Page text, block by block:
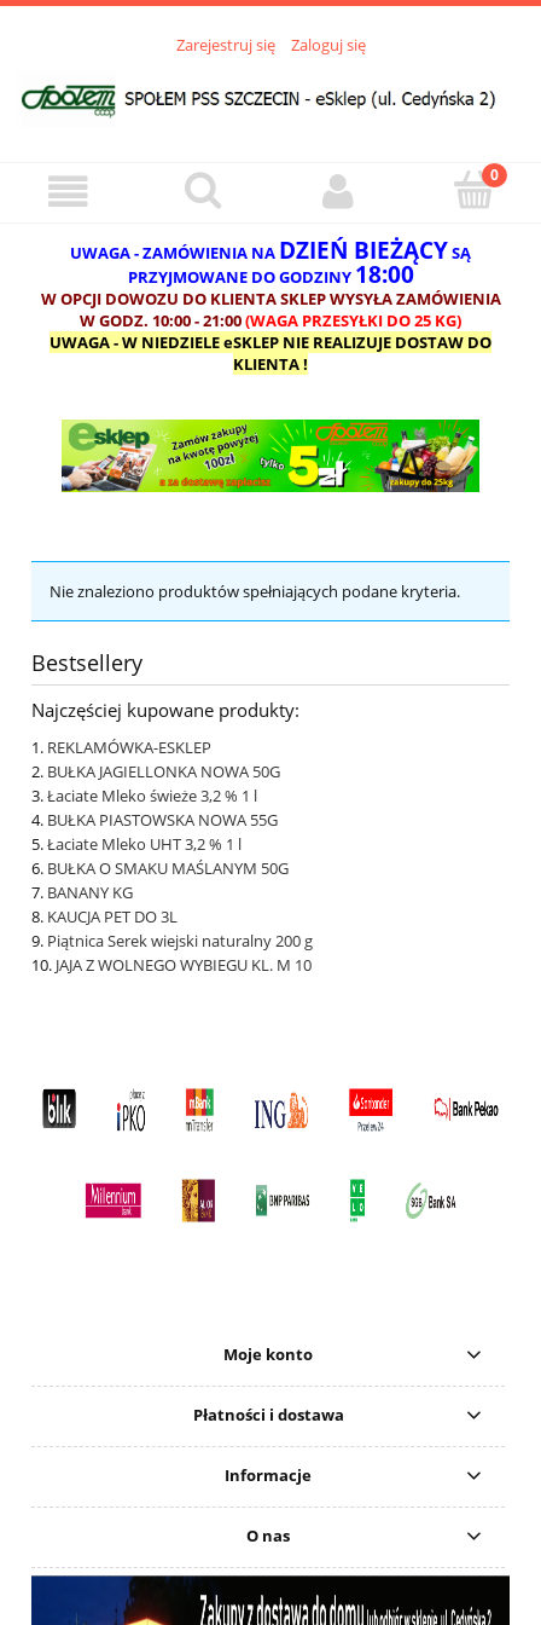
Zarejestruj się Zaloguj się
UWAGA - ZAMÓWIENIA NA DZIEŃ BIEŻĄCYSĄ
PRZYJMOWANE DO GODZINY 18:00
W OPCJI DOWOZU DO KLIENTA SKLEP WYSYŁA ZAMÓWIENIA
W GODZ. 10:00 - 21:00(WAGA PRZESYŁKI DO 25 KG)
UWAGA - W NIEDZIELE eSKLEP NIE REALIZUJE DOSTAW DO
KLIENTA !
Nie znaleziono produktów spełniających podane kryteria.
Bestsellery
Najczęściej kupowane produkty:
REKLAMÓWKA-ESKLEP
BUŁKA JAGIELLONKA NOWA 50G
Łaciate Mleko świeże 3,2 % 1 l
BUŁKA PIASTOWSKA NOWA 55G
Łaciate Mleko UHT 3,2 % 1 l
BUŁKA O SMAKU MAŚLANYM 50G
BANANY KG
KAUCJA PET DO 3L
Piątnica Serek wiejski naturalny 200 g
JAJA Z WOLNEGO WYBIEGU KL. M 10
Moje konto
Płatności i dostawa
Informacje
O nas